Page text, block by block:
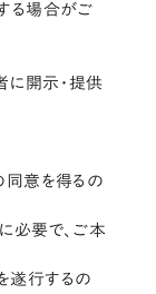
る場合がご
開示・提供
同意を得るの
必要で、ご本
遂行するの